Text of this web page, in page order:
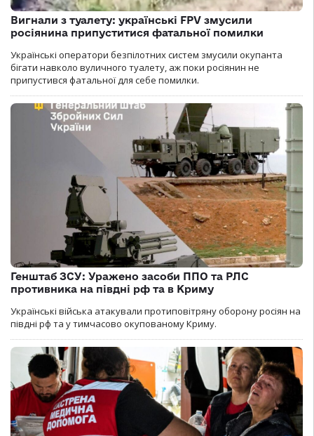
Вигнали з туалету: українські FPV змусили
росіянина припуститися фатальної помилки
Українські оператори безпілотних систем змусили окупанта
бігати навколо вуличного туалету, аж поки росіянин не
припустився фатальної для себе помилки.
Генштаб ЗСУ: Уражено засоби ППО та РЛС
противника на півдні рф та в Криму
Українські війська атакували протиповітряну оборону росіян на
півдні рф та у тимчасово окупованому Криму.